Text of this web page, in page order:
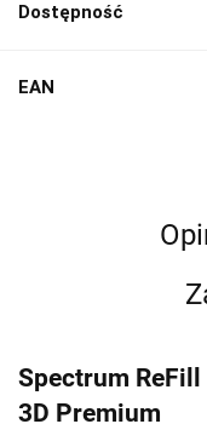
Dostępność
EAN
Spectrum
3D Premium